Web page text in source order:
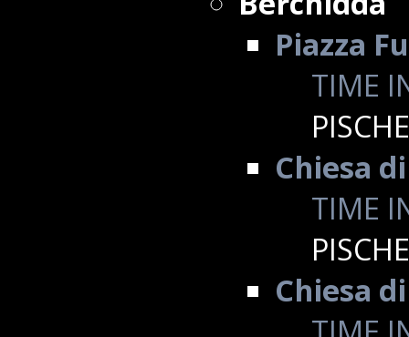
Piazza
TIME
Chiesa
TIME
Chiesa